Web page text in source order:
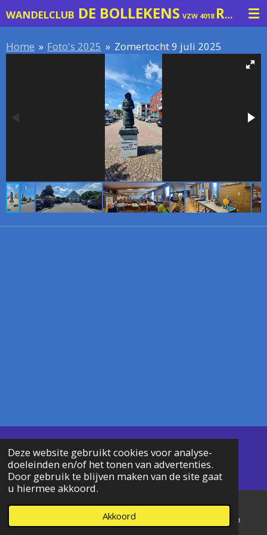
Deze website gebruikt cookies voor analyse-
doeleinden en/of het tonen van advertenties.
Door gebruik te blijven maken van de site gaat
u hiermee akkoord.
Akkoord
Ga
direct
naar
de
WANDELCLUB DE BOLLEKENS VZW 4018 ROTSELAAR
Home » Foto's 2025 » Zomertocht 9 juli 2025
© 2024 wandelclubde bollekens
Wandelsport Vlaanderen 4018
Telefoonnummer WhatsApp